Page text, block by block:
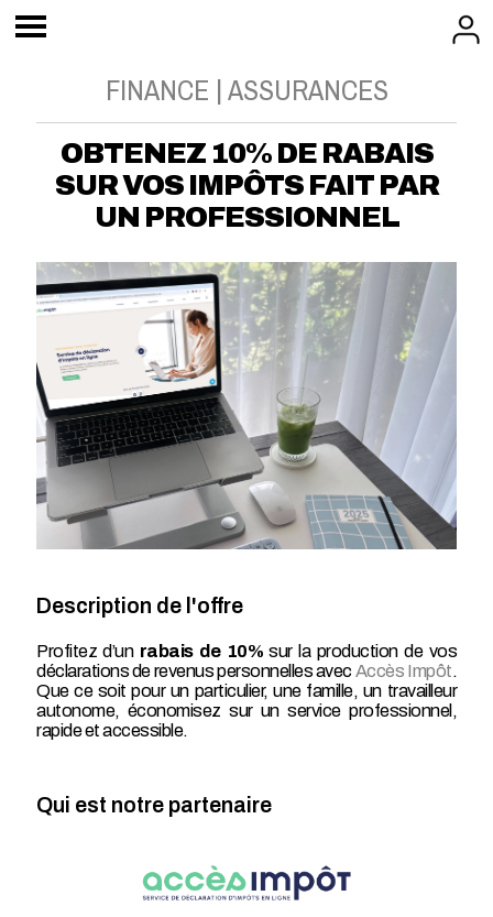
FINANCE | ASSURANCES
OBTENEZ 10% DE RABAIS
SUR VOS IMPÔTS FAIT PAR
UN PROFESSIONNEL
Description de l'offre
Profitez d’un rabais de 10% sur la production de vos
déclarations de revenus personnelles avec Accès Impôt.
Que ce soit pour un particulier, une famille, un travailleur
autonome, économisez sur un service professionnel,
rapide et accessible.
Qui est notre partenaire